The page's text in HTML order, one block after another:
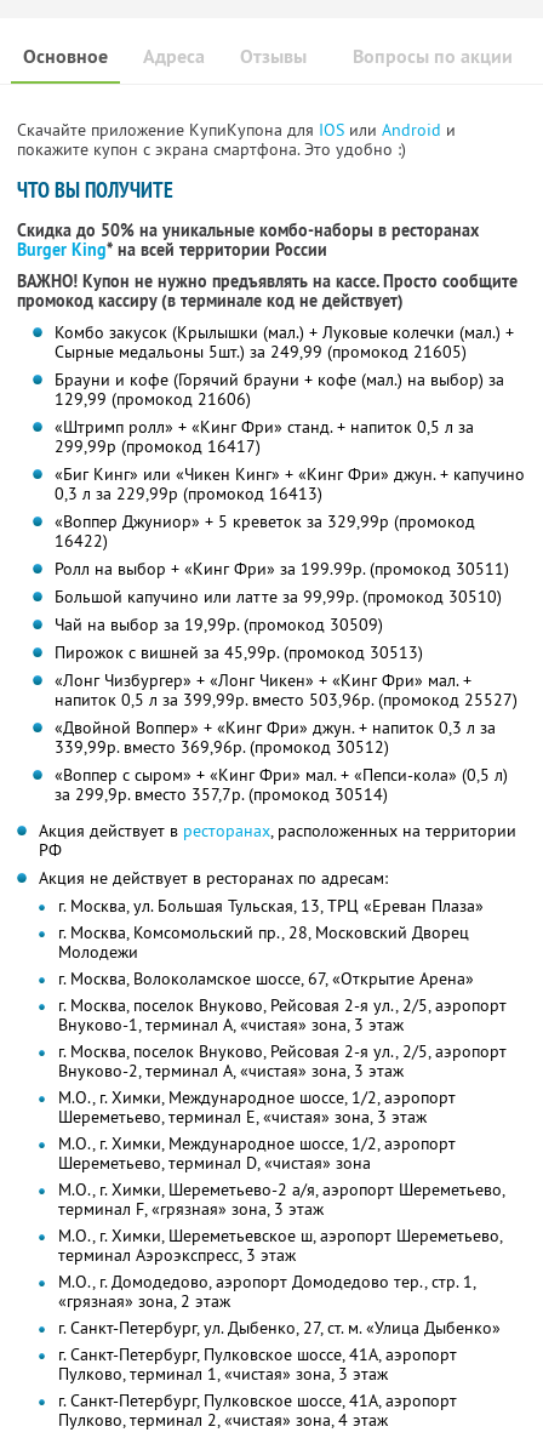
Основное Отзывы Вопросы по акции
Адреса
Скачайте приложение КупиКупона для IOS или Android и
покажите купон с экрана смартфона. Это удобно :)
ЧТО ВЫ ПОЛУЧИТЕ
Скидка до 50% на уникальные комбо-наборы в ресторанах
Burger King* на всей территории России
ВАЖНО! Купон не нужно предъявлять на кассе. Просто сообщите
промокод кассиру (в терминале код не действует)
Комбо закусок (Крылышки (мал.) + Луковые колечки (мал.) +
Сырные медальоны 5шт.) за 249,99 (промокод 21605)
Брауни и кофе (Горячий брауни + кофе (мал.) на выбор) за
129,99 (промокод 21606)
«Штримп ролл» + «Кинг Фри» станд. + напиток 0,5 л за
299,99р (промокод 16417)
«Биг Кинг» или «Чикен Кинг» + «Кинг Фри» джун. + капучино
0,3 л за 229,99р (промокод 16413)
«Воппер Джуниор» + 5 креветок за 329,99р (промокод
16422)
Ролл на выбор + «Кинг Фри» за 199.99р. (промокод 30511)
Большой капучино или латте за 99,99р. (промокод 30510)
Чай на выбор за 19,99р. (промокод 30509)
Пирожок с вишней за 45,99р. (промокод 30513)
«Лонг Чизбургер» + «Лонг Чикен» + «Кинг Фри» мал. +
напиток 0,5 л за 399,99р. вместо 503,96р. (промокод 25527)
«Двойной Воппер» + «Кинг Фри» джун. + напиток 0,3 л за
339,99р. вместо 369,96р. (промокод 30512)
«Воппер с сыром» + «Кинг Фри» мал. + «Пепси-кола» (0,5 л)
за 299,9р. вместо 357,7р. (промокод 30514)
Акция действует в ресторанах, расположенных на территории
РФ
Акция не действует в ресторанах по адресам:
г. Москва, ул. Большая Тульская, 13, ТРЦ «Ереван Плаза»
г. Москва, Комсомольский пр., 28, Московский Дворец
Молодежи
г. Москва, Волоколамское шоссе, 67, «Открытие Арена»
г. Москва, поселок Внуково, Рейсовая 2-я ул., 2/5, аэропорт
Внуково-1, терминал A, «чистая» зона, 3 этаж
г. Москва, поселок Внуково, Рейсовая 2-я ул., 2/5, аэропорт
Внуково-2, терминал A, «чистая» зона, 3 этаж
М.О., г. Химки, Международное шоссе, 1/2, аэропорт
Шереметьево, терминал E, «чистая» зона, 3 этаж
М.О., г. Химки, Международное шоссе, 1/2, аэропорт
Шереметьево, терминал D, «чистая» зона
М.О., г. Химки, Шереметьево-2 а/я, аэропорт Шереметьево,
терминал F, «грязная» зона, 3 этаж
М.О., г. Химки, Шереметьевское ш, аэропорт Шереметьево,
терминал Аэроэкспресс, 3 этаж
М.О., г. Домодедово, аэропорт Домодедово тер., стр. 1,
«грязная» зона, 2 этаж
г. Санкт-Петербург, ул. Дыбенко, 27, ст. м. «Улица Дыбенко»
г. Санкт-Петербург, Пулковское шоссе, 41А, аэропорт
Пулково, терминал 1, «чистая» зона, 3 этаж
г. Санкт-Петербург, Пулковское шоссе, 41А, аэропорт
Пулково, терминал 2, «чистая» зона, 4 этаж